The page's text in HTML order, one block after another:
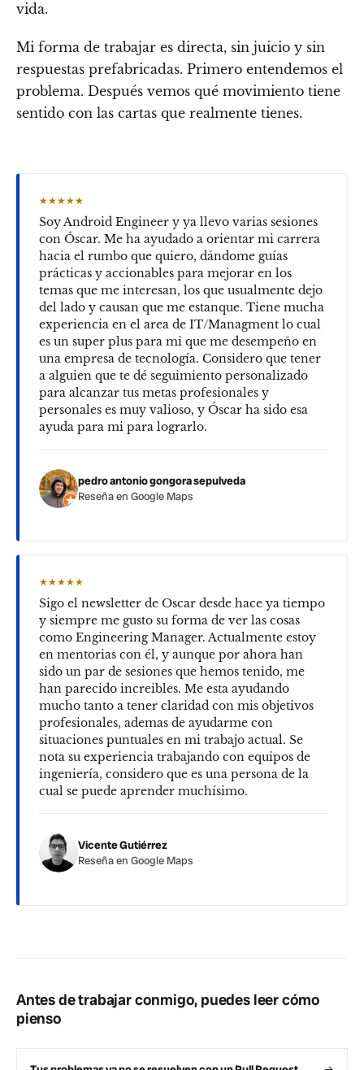
vida.
Mi forma de trabajar es directa, sin juicio y sin
respuestas prefabricadas. Primero entendemos el
problema. Después vemos qué movimiento tiene
sentido con las cartas que realmente tienes.
★★★★★
Soy Android Engineer y ya llevo varias sesiones
con Óscar. Me ha ayudado a orientar mi carrera
hacia el rumbo que quiero, dándome guías
prácticas y accionables para mejorar en los
temas que me interesan, los que usualmente dejo
del lado y causan que me estanque. Tiene mucha
experiencia en el area de IT/Managment lo cual
es un super plus para mi que me desempeño en
una empresa de tecnología. Considero que tener
a alguien que te dé seguimiento personalizado
para alcanzar tus metas profesionales y
personales es muy valioso, y Óscar ha sido esa
ayuda para mi para lograrlo.
pedro antonio gongora sepulveda
Reseña en Google Maps
★★★★★
Sigo el newsletter de Oscar desde hace ya tiempo
y siempre me gusto su forma de ver las cosas
como Engineering Manager. Actualmente estoy
en mentorias con él, y aunque por ahora han
sido un par de sesiones que hemos tenido, me
han parecido increibles. Me esta ayudando
mucho tanto a tener claridad con mis objetivos
profesionales, ademas de ayudarme con
situaciones puntuales en mi trabajo actual. Se
nota su experiencia trabajando con equipos de
ingeniería, considero que es una persona de la
cual se puede aprender muchísimo.
Vicente Gutiérrez
Reseña en Google Maps
Antes de trabajar conmigo, puedes leer cómo
pienso